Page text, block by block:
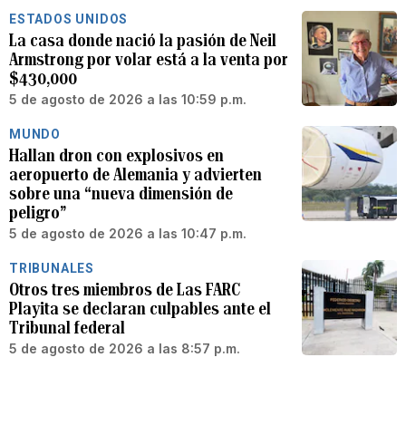
ESTADOS UNIDOS
La casa donde nació la pasión de Neil
Armstrong por volar está a la venta por
$430,000
5 de agosto de 2026 a las 10:59 p.m.
MUNDO
Hallan dron con explosivos en
aeropuerto de Alemania y advierten
sobre una “nueva dimensión de
peligro”
5 de agosto de 2026 a las 10:47 p.m.
TRIBUNALES
Otros tres miembros de Las FARC
Playita se declaran culpables ante el
Tribunal federal
5 de agosto de 2026 a las 8:57 p.m.